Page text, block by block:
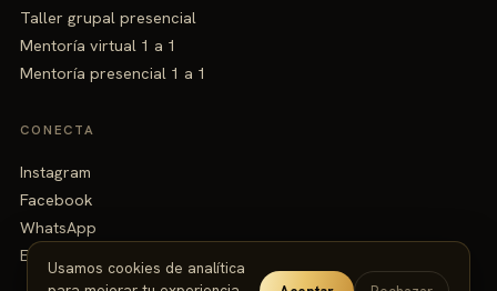
Taller grupal presencial
Mentoría virtual 1 a 1
Mentoría presencial 1 a 1
CONECTA
Instagram
Facebook
WhatsApp
Email
Usamos cookies de analítica